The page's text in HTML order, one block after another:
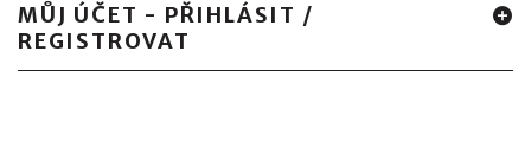
MŮJ ÚČET - PŘIHLÁSIT /
REGISTROVAT